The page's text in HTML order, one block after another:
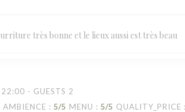
très bonne et le lieux aussi est très beau
- GUESTS 2
AMBIENCE : 5/5 MENU : 5/5 QUALITY_PRICE